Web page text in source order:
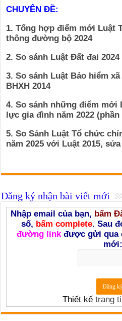
CHUYÊN ĐỀ:
1. Tổng hợp điểm mới Luật
thông đường bộ 2024
2. So sánh Luật Đất đai
3. So sánh Luật Bảo hiểm
BHXH 2014
4. So sánh những điểm mới
lực gia đình năm 2022 (phần
5. So Sánh Luật Tổ chức
năm 2025 với Luật 2015,
Đăng ký nhận bài viết mới
Nhập email của bạn, bấm
số, bấm complete. Sau
đường link được gửi qua
mới:
Thiết kếtrang